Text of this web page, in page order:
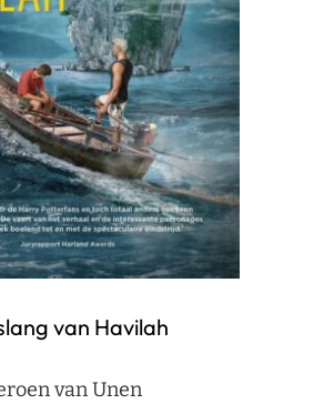
van Havilah
van Unen